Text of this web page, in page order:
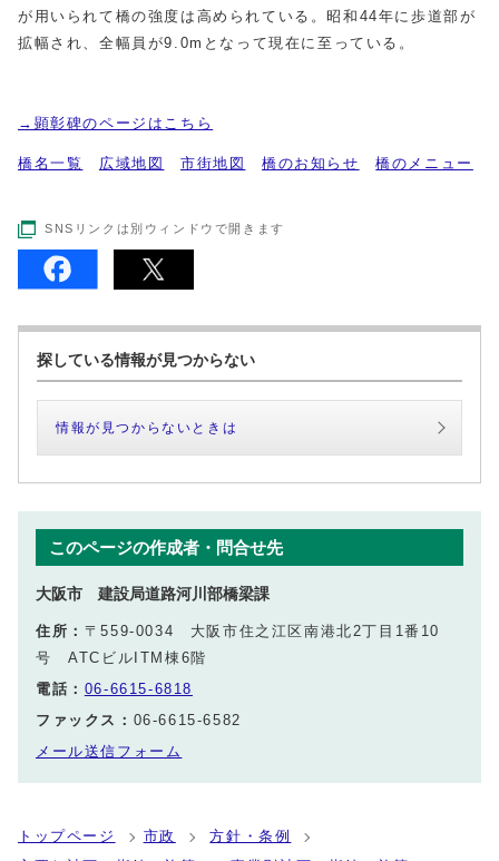
が用いられて橋の強度は高められている。昭和44年に歩道部が
拡幅され、全幅員が9.0mとなって現在に至っている。
→顕彰碑のページはこちら
橋名一覧 広域地図 市街地図 橋のお知らせ 橋のメニュー
SNSリンクは別ウィンドウで開きます
探している情報が見つからない
情報が見つからないときは
このページの作成者・問合せ先
大阪市 建設局道路河川部橋梁課
住所： 〒559-0034 大阪市住之江区南港北2丁目1番10
号 ATCビルITM棟6階
電話： 06-6615-6818
ファックス： 06-6615-6582
メール送信フォーム
トップページ 市政
方針・条例